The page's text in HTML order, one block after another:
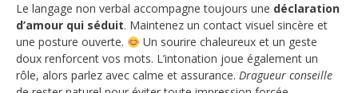
Le langage non verbal accompagne toujours une déclaration
d’amour qui séduit. Maintenez un contact visuel sincère et
une posture ouverte.
Un sourire chaleureux et un geste
doux renforcent vos mots. L’intonation joue également un
rôle, alors parlez avec calme et assurance. Dragueur conseille